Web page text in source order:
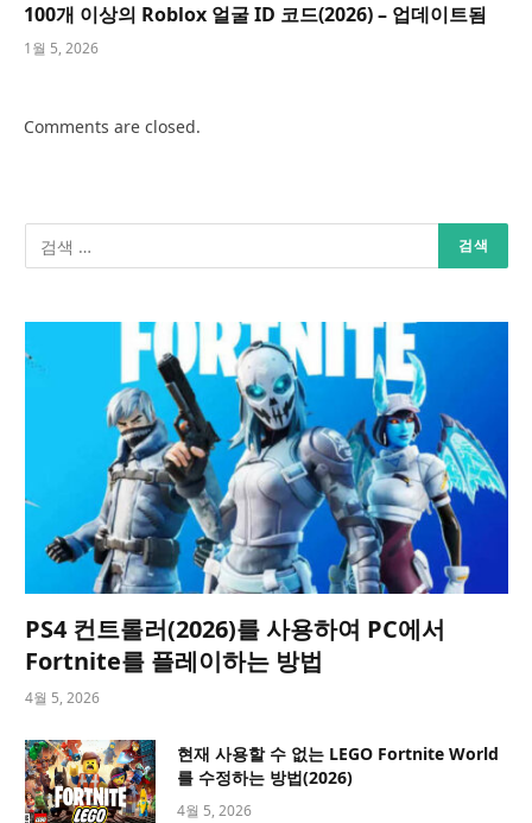
100개 이상의 Roblox 얼굴 ID 코드(2026) – 업데이트됨
1월 5, 2026
Comments are closed.
PS4 컨트롤러(2026)를 사용하여 PC에서
Fortnite를 플레이하는 방법
4월 5, 2026
현재 사용할 수 없는 LEGO Fortnite World
를 수정하는 방법(2026)
4월 5, 2026